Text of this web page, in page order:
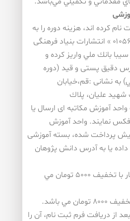
كرده اند، هزینه دوره را به
شماره حساب «۰۱۰۵۶۴۱۹۳۴۰۰۹ » انتشارات بنیاد فرهنگی
بانك ملي واریز كرده و
دقیق پستی و قید (دوره
به نشانی :قم،خیابان
علیان، پلاك
آموزش مكاتبه ای ارسال یا
به شماره ۰۲۵۱-۷۷۴۸۲۳۲ فكس نمایند. واحد آموزش
پرداخت شده، بسته آموزشی
یا به آدرس دانش پژوهان
هزينه دوره اول رايحه انتظار با تخفيف ۵۰۰۰ تومان مي
مي باشد.
از دریافت فرم ثبت نام، آن را